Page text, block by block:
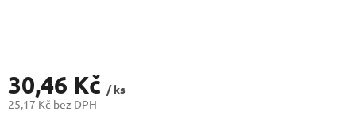
30,46 Kč / ks
25,17 Kč bez DPH